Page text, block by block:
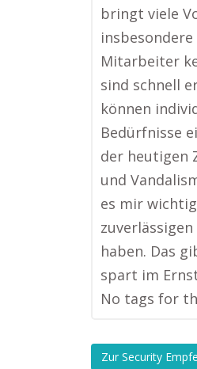
bringt viele
Mitarbeiter
sind schnell
können
Bedürfnisse
der heutigen
und
es mir
haben. Das
spart im
No tags for
Zur Security